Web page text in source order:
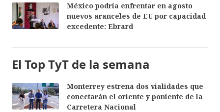
México podría enfrentar en agosto
nuevos aranceles de EU por capacidad
excedente: Ebrard
El Top TyT de la semana
Monterrey estrena dos vialidades que
conectarán el oriente y poniente de la
Carretera Nacional